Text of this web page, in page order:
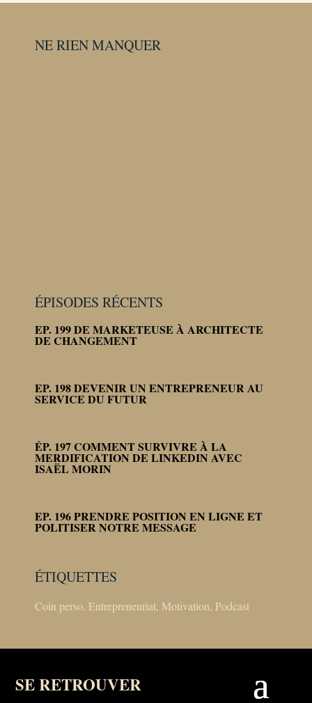
NE RIEN MANQUER
ÉPISODES RÉCENTS
EP. 199 DE MARKETEUSE À ARCHITECTE
DE CHANGEMENT
EP. 198 DEVENIR UN ENTREPRENEUR AU
SERVICE DU FUTUR
ÉP. 197 COMMENT SURVIVRE À LA
MERDIFICATION DE LINKEDIN AVEC
ISAËL MORIN
EP. 196 PRENDRE POSITION EN LIGNE ET
POLITISER NOTRE MESSAGE
ÉTIQUETTES
Coin perso, Entrepreneuriat, Motivation, Podcast
SE RETROUVER